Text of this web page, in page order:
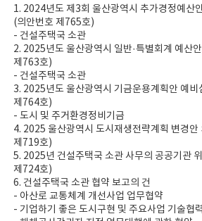
1. 2024년도 제3회 울산광역시 추가경정예산
(의안번호 제765호)
- 건설주택국 소관
2. 2025년도 울산광역시 일반·특별회계 예산
제763호)
- 건설주택국 소관
3. 2025년도 울산광역시 기금운용계획안 예비
제764호)
- 도시 및 주거환경정비기금
4. 2025 울산광역시 도시재생전략계획 변경
제719호)
5. 2025년 건설주택국 소관 사무의 공공기관
제724호)
6. 건설주택국 소관 협약 보고의 건
- 아산로 교통체계 개선사업 업무협약
- 기업하기 좋은 도시구현 및 주요사업 기술협